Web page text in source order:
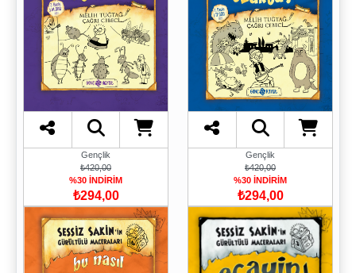
Gençlik
₺420,00
%30 İNDİRİM
₺294,00
Gençlik
₺420,00
%30 İNDİRİM
₺294,00